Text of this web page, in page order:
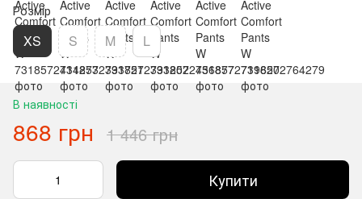
Розмір
XS S M L
В наявності
868 грн 1 446 грн
Купити